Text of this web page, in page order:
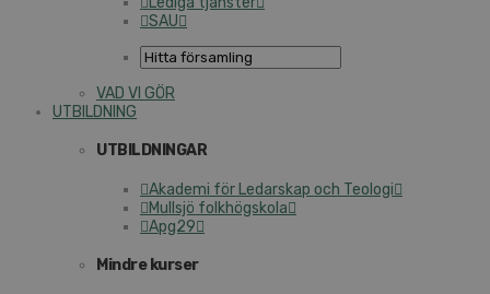
SAU
VAD VI GÖR
UTBILDNING
UTBILDNINGAR
Akademi för Ledarskap och Teologi
Mullsjö folkhögskola
Apg29
Mindre kurser